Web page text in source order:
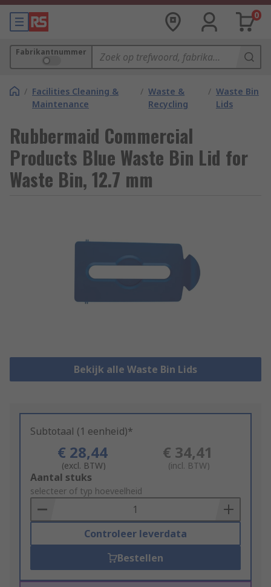
0
Fabrikantnummer
/ Facilities Cleaning &
Maintenance
/ Waste &
Recycling
/ Waste Bin
Lids
Rubbermaid Commercial
Products Blue Waste Bin Lid for
Waste Bin, 12.7 mm
Bekijk alle Waste Bin Lids
Subtotaal (1 eenheid)*
€ 28,44
(excl. BTW)
€ 34,41
(incl. BTW)
Add
to
Basket
Aantal stuks
selecteer of typ hoeveelheid
Controleer leverdata
Bestellen